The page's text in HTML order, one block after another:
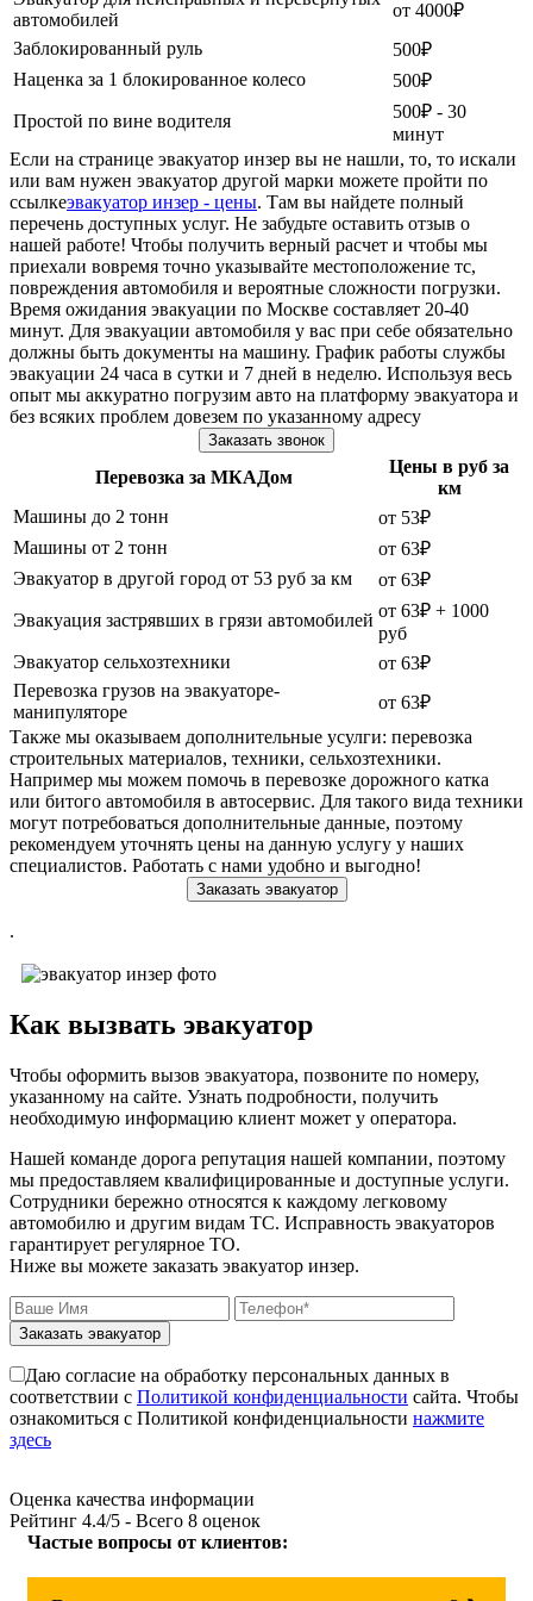
автомобилей
от 4000₽
Заблокированный руль
500₽
Наценка за 1 блокированное колесо
500₽
Простой по вине водителя
500₽ - 30
минут
Если на странице эвакуатор инзер вы не нашли, то, то искали
или вам нужен эвакуатор другой марки можете пройти по
ссылкеэвакуатор инзер - цены. Там вы найдете полный
перечень доступных услуг. Не забудьте оставить отзыв о
нашей работе! Чтобы получить верный расчет и чтобы мы
приехали вовремя точно указывайте местоположение тс,
повреждения автомобиля и вероятные сложности погрузки.
Время ожидания эвакуации по Москве составляет 20-40
минут. Для эвакуации автомобиля у вас при себе обязательно
должны быть документы на машину. График работы службы
эвакуации 24 часа в сутки и 7 дней в неделю. Используя весь
опыт мы аккуратно погрузим авто на платформу эвакуатора и
без всяких проблем довезем по указанному адресу
Заказать звонок
Перевозка за МКАДом
Цены в руб за
км
Машины до 2 тонн
от 53₽
Машины от 2 тонн
от 63₽
Эвакуатор в другой город от 53 руб за км
от 63₽
Эвакуация застрявших в грязи автомобилей от 63₽ + 1000
руб
Эвакуатор сельхозтехники
от 63₽
Перевозка грузов на эвакуаторе-
манипуляторе
от 63₽
Также мы оказываем дополнительные усулги: перевозка
строительных материалов, техники, сельхозтехники.
Например мы можем помочь в перевозке дорожного катка
или битого автомобиля в автосервис. Для такого вида техники
могут потребоваться дополнительные данные, поэтому
рекомендуем уточнять цены на данную услугу у наших
специалистов. Работать с нами удобно и выгодно!
Заказать эвакуатор
.
Как вызвать эвакуатор
Чтобы оформить вызов эвакуатора, позвоните по номеру,
указанному на сайте. Узнать подробности, получить
необходимую информацию клиент может у оператора.
Нашей команде дорога репутация нашей компании, поэтому
мы предоставляем квалифицированные и доступные услуги.
Сотрудники бережно относятся к каждому легковому
автомобилю и другим видам ТС. Исправность эвакуаторов
гарантирует регулярное ТО.
Ниже вы можете заказать эвакуатор инзер.
Заказать эвакуатор
Даю согласие на обработку персональных данных в
соответствии с Политикой конфиденциальности сайта. Чтобы
ознакомиться с Политикой конфиденциальности нажмите
здесь
Оценка качества информации
Рейтинг 4.4/5 - Всего 8 оценок
Частые вопросы от клиентов: